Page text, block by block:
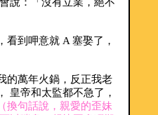
看到呷意就 A 塞娶了，
的萬年火鍋，反正我老
皇帝和太監都不急了，
（換句話說，親愛的歪妹